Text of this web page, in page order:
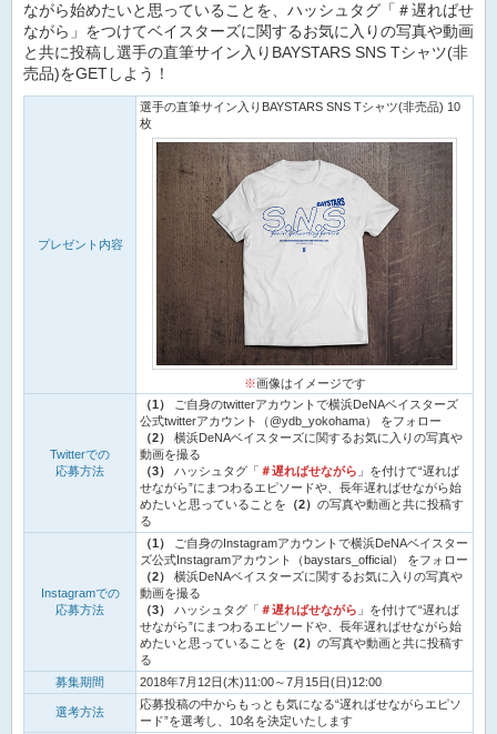
ながら始めたいと思っていることを、ハッシュタグ「＃遅ればせ
ながら」をつけてベイスターズに関するお気に入りの写真や動画
と共に投稿し選手の直筆サイン入りBAYSTARS SNS Tシャツ(非
売品)をGETしよう！
プレゼント内容
選手の直筆サイン入りBAYSTARS SNS Tシャツ(非売品) 10
枚
※画像はイメージです
Twitterでの
応募方法
（1）
ご自身のtwitterアカウントで横浜DeNAベイスターズ
公式twitterアカウント（@ydb_yokohama） をフォロー
（2）
横浜DeNAベイスターズに関するお気に入りの写真や
動画を撮る
（3）
ハッシュタグ「 ＃遅ればせながら 」を付けて“遅れば
せながら”にまつわるエピソードや、長年遅ればせながら始
めたいと思っていることを （2） の写真や動画と共に投稿す
る
Instagramでの
応募方法
（1）
ご自身のInstagramアカウントで横浜DeNAベイスター
ズ公式Instagramアカウント（baystars_official） をフォロー
（2）
横浜DeNAベイスターズに関するお気に入りの写真や
動画を撮る
（3）
ハッシュタグ「 ＃遅ればせながら 」を付けて“遅れば
せながら”にまつわるエピソードや、長年遅ればせながら始
めたいと思っていることを （2） の写真や動画と共に投稿す
る
募集期間
2018年7月12日(木)11:00～7月15日(日)12:00
選考方法
応募投稿の中からもっとも気になる“遅ればせながらエピソ
ード”を選考し、10名を決定いたします